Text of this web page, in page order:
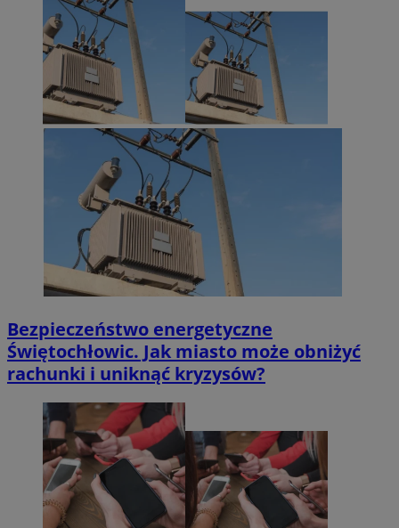
Bezpieczeństwo energetyczne
Świętochłowic. Jak miasto może obniżyć
rachunki i uniknąć kryzysów?